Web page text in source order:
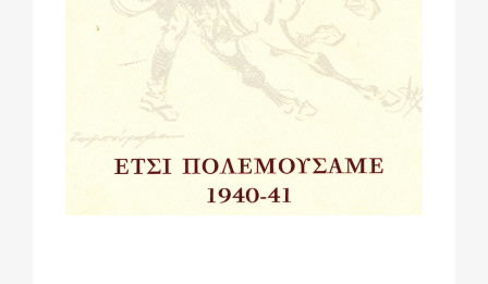
ΕΚΠΑΙΔΕΥΤΙΚΑ ΙΔΡΥΜΑΤΑ
ΠΟΛΙΤΙΣΤΙΚΟΙ ΦΟΡΕΙΣ